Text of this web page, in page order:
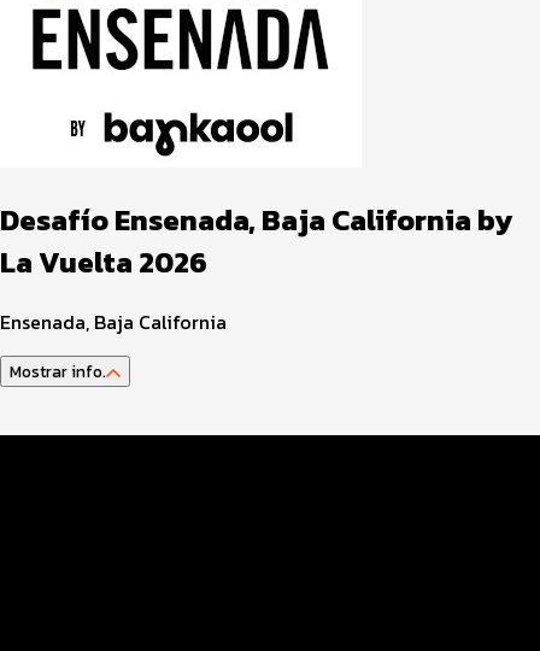
Desafío Ensenada, Baja California by
La Vuelta 2026
Ensenada, Baja California
Mostrar info.